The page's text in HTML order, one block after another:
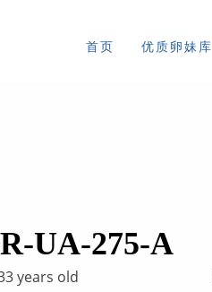
首页 优质卵妹库
UA-275-A
years old